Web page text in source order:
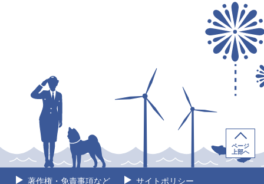
著作権・免責事項など サイトポリシー
ページ
上部へ